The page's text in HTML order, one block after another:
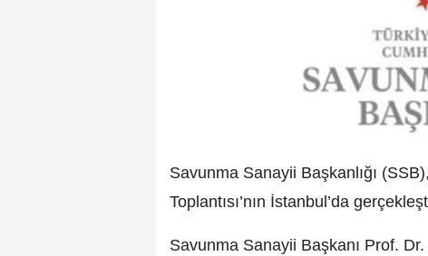
Savunma Sanayii Başkanlığı
Toplantısı’nın İstanbul’da
Savunma Sanayii Başkanı Prof.